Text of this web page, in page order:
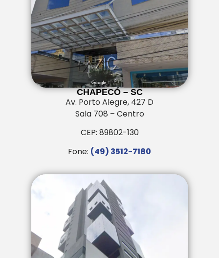
CHAPECÓ – SC
Av. Porto Alegre, 427 D
Sala 708 – Centro
CEP: 89802-130
Fone: (49) 3512-7180